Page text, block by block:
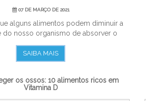
07 DE MARÇO DE 2021
alguns alimentos podem diminuir a
do nosso organismo de absorver o
SAIBA MAIS
os ossos: 10 alimentos ricos em
Vitamina D